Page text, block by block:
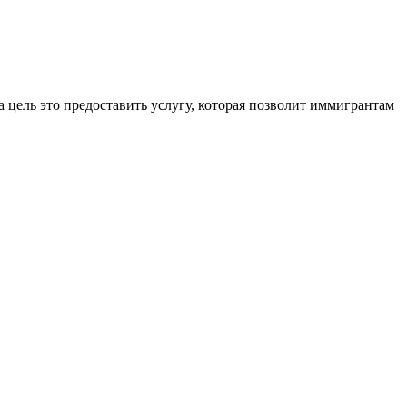
это предоставить услугу, которая позволит иммигрантам